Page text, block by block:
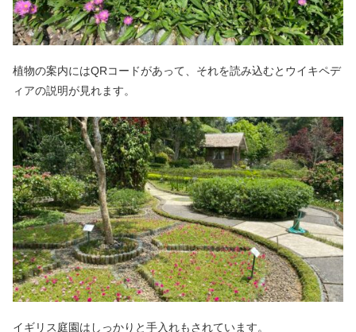
植物の案内にはQRコードがあって、それを読み込むとウイキペデ
ィアの説明が見れます。
イギリス庭園はしっかりと手入れもされています。